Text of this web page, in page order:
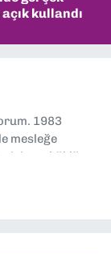
kullandı
1983
mesleğe
en köklü
ve spor
Ayrıca Yeni